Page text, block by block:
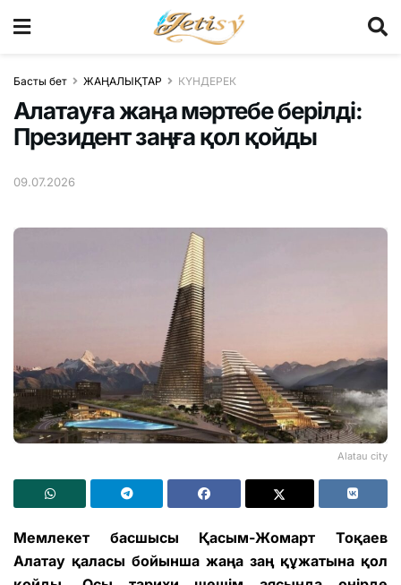
Басты бет ЖАҢАЛЫҚТАР КҮНДЕРЕК
Алатауға жаңа мәртебе берілді:
Президент заңға қол қойды
09.07.2026
Alatau city
Мемлекет басшысы Қасым-Жомарт Тоқаев
Алатау қаласы бойынша жаңа заң құжатына қол